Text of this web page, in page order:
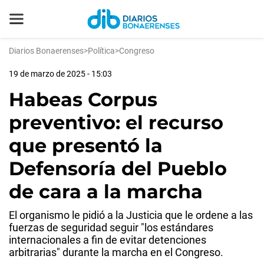
Diarios Bonaerenses>Política>Congreso
19 de marzo de 2025 - 15:03
Habeas Corpus
preventivo: el recurso
que presentó la
Defensoría del Pueblo
de cara a la marcha
El organismo le pidió a la Justicia que le ordene a las
fuerzas de seguridad seguir "los estándares
internacionales a fin de evitar detenciones
arbitrarias" durante la marcha en el Congreso.